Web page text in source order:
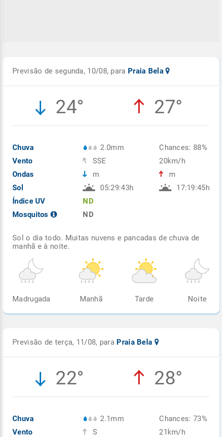
Previsão de segunda, 10/08, para Praia Bela
24° 27°
Chuva
Vento
Ondas
Sol
Índice UV
Mosquitos
2.0mm
SSE
m
05:29:43h
ND
ND
Chances: 88%
20km/h
m
17:19:45h
Sol o dia todo. Muitas nuvens e pancadas de chuva de
manhã e à noite.
Madrugada Manhã Tarde Noite
Previsão de terça, 11/08, para Praia Bela
22° 28°
Chuva
Vento
2.1mm
S
Chances: 73%
21km/h